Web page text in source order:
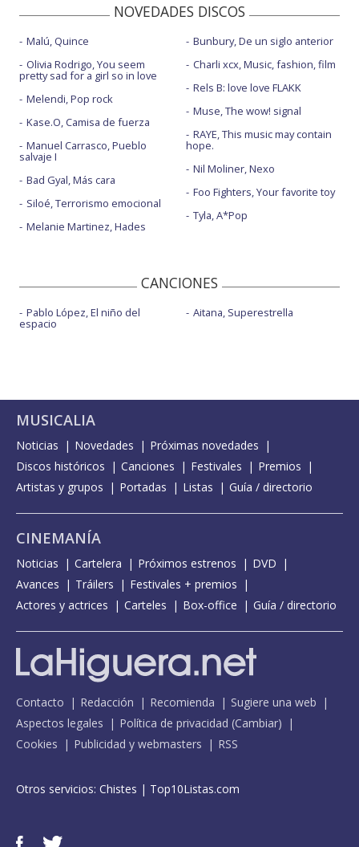
NOVEDADES DISCOS
Malú, Quince
Olivia Rodrigo, You seem
pretty sad for a girl so in love
Melendi, Pop rock
Kase.O, Camisa de fuerza
Manuel Carrasco, Pueblo
salvaje I
Bad Gyal, Más cara
Siloé, Terrorismo emocional
Melanie Martinez, Hades
Bunbury, De un siglo anterior
Charli xcx, Music, fashion, film
Rels B: love love FLAKK
Muse, The wow! signal
RAYE, This music may contain
hope.
Nil Moliner, Nexo
Foo Fighters, Your favorite toy
Tyla, A*Pop
CANCIONES
Pablo López, El niño del
espacio
Aitana, Superestrella
MUSICALIA
Noticias Novedades
Próximas novedades
Discos históricos
Canciones Festivales
Premios
Artistas y grupos
Portadas Listas Guía / directorio
CINEMANÍA
Noticias Cartelera Próximos estrenos
DVD
Avances
Tráilers
Festivales + premios
Actores y actrices
Carteles Box-office Guía / directorio
Contacto Redacción Recomienda
Sugiere una web
Aspectos legales
Política de privacidad (Cambiar)
Cookies
Publicidad y webmasters RSS
Otros servicios: Chistes | Top10Listas.com